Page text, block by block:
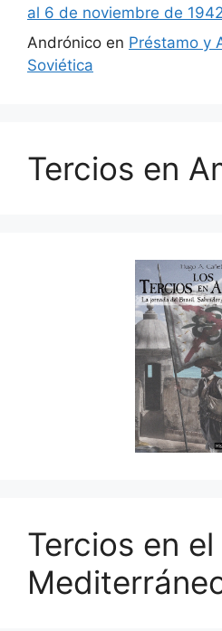
al 6 de noviembre de 1942
Andrónico en Préstamo y
Soviética
Tercios en
Tercios en el